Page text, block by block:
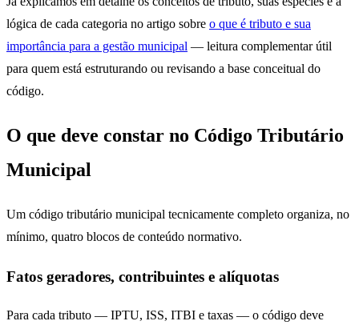
lógica de cada categoria no artigo sobre o que é tributo e sua
importância para a gestão municipal — leitura complementar útil
para quem está estruturando ou revisando a base conceitual do
código.
O que deve constar no Código Tributário
Municipal
Um código tributário municipal tecnicamente completo organiza, no
mínimo, quatro blocos de conteúdo normativo.
Fatos geradores, contribuintes e alíquotas
Para cada tributo — IPTU, ISS, ITBI e taxas — o código deve